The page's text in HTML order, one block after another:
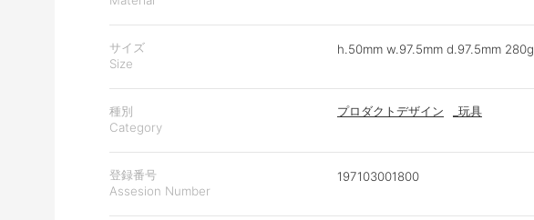
サイズ
Size
h.50mm w.97.5mm d.97.5mm 280g
種別
Category
プロダクトデザイン _玩具
登録番号
Assesion Number
197103001800